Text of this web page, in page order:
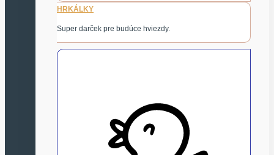
HRKÁLKY
Super darček pre budúce hviezdy.